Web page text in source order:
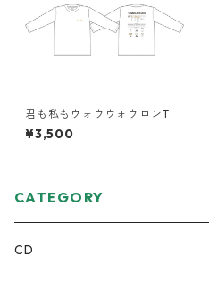
君も私もウォウウォウロンT
¥3,500
CATEGORY
CD